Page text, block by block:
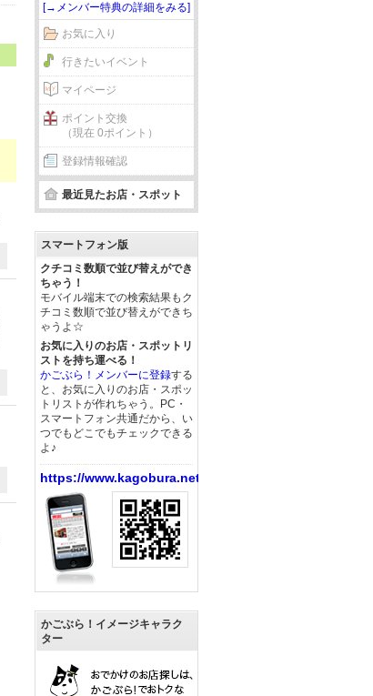
[→メンバー特典の詳細をみる]
お気に入り
行きたいイベント
マイページ
ポイント交換
（現在 0ポイント）
登録情報確認
最近見たお店・スポット
スマートフォン版
クチコミ数順で並び替えができ
ちゃう！
モバイル端末での検索結果もク
チコミ数順で並び替えができち
ゃうよ☆
お気に入りのお店・スポットリ
ストを持ち運べる！
かごぶら！メンバーに登録する
と、お気に入りのお店・スポッ
トリストが作れちゃう。PC・
スマートフォン共通だから、い
つでもどこでもチェックできる
よ♪
https://www.kagobura.net/
かごぶら！イメージキャラク
ター